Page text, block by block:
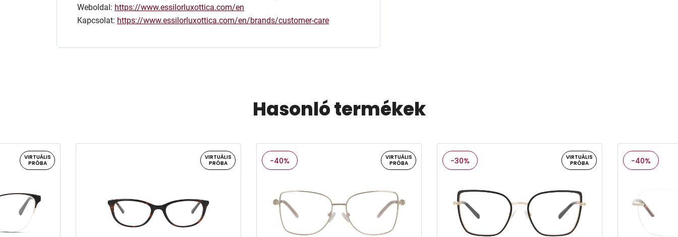
Weboldal: https://www.essilorluxottica.com/en
Kapcsolat: https://www.essilorluxottica.com/en/brands/customer-care
Hasonló termékek
VIRTUÁLIS
PRÓBA
VIRTUÁLIS
PRÓBA
-40%
VIRTUÁLIS
PRÓBA
-30%
VIRTUÁLIS
PRÓBA
-40%